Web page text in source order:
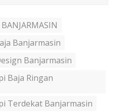
Banjarmasin
Banjarmasin
Baja Ringan
Terdekat Banjarmasin